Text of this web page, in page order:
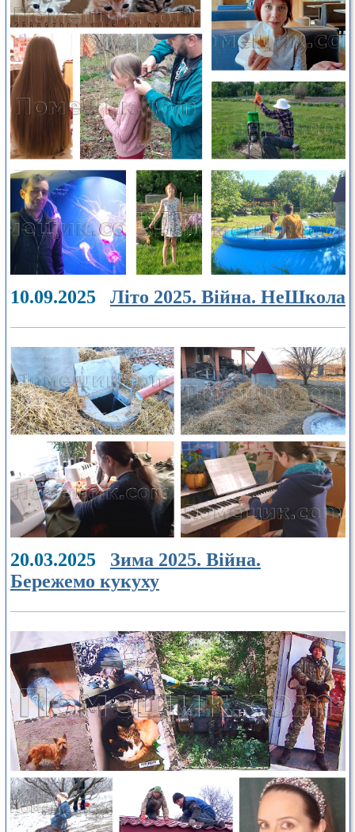
10.09.2025 Літо 2025. Війна. НеШкола
20.03.2025 Зима 2025. Війна.
Бережемо кукуху